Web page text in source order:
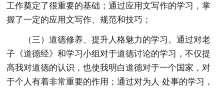
工作奠定了很重要的基础；通过应用文写作的学习，掌
握了一定的应用文写作、规范和技巧；
（三）道德修养、提升人格魅力的学习。通过对老
子《道德经》和学习小组对于道德讨论的学习，不仅提
高我对道德的认识，也使我明白道德对于一个国家，对
于个人有着非常重要的作用；通过对为人 处事的学习，